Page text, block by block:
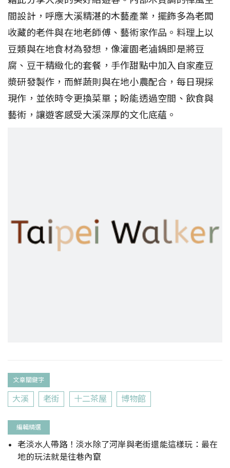
間設計，呼應大溪精湛的木藝產業，擺飾多為老闆
收藏的老件與在地老師傅、藝術家作品。料理上以
豆類與在地食材為發想，像灌園老滷鍋即是將豆
腐、豆干精緻化的套餐，手作甜點中加入自家產豆
漿研發製作，而鮮蔬則與在地小農配合，每日現採
現作，並依時令更換菜單；盼能透過空間、飲食與
藝術，讓遊客感受大溪深厚的文化底蘊。
文章關鍵字
大溪 老街 十二茶屋 博物館
編輯精選
老淡水人帶路！淡水除了河岸與老街還能這樣玩：最在
地的玩法就是往巷內竄